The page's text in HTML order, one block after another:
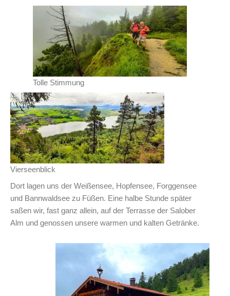
Tolle Stimmung
Vierseenblick
Dort lagen uns der Weißensee, Hopfensee, Forggensee
und Bannwaldsee zu Füßen. Eine halbe Stunde später
saßen wir, fast ganz allein, auf der Terrasse der Salober
Alm und genossen unsere warmen und kalten Getränke.